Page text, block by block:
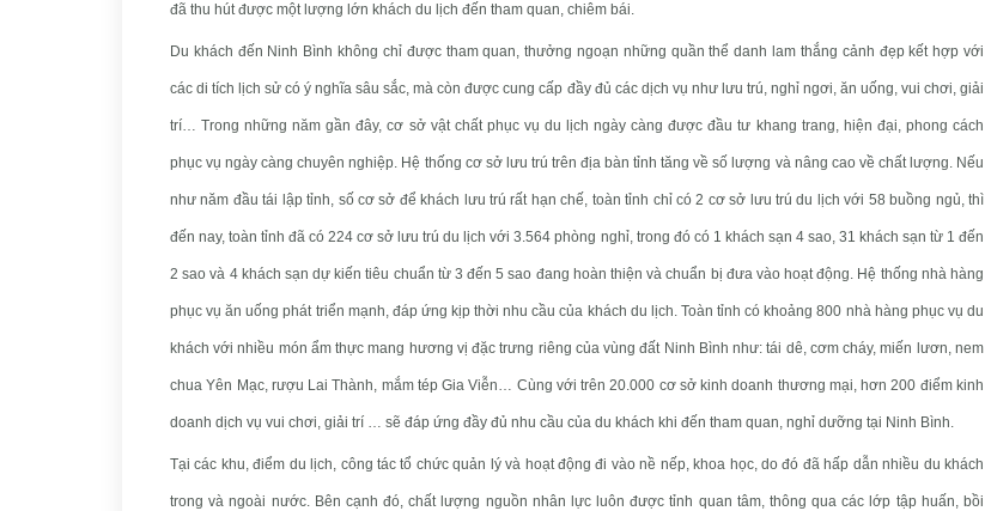
đã thu hút được một lượng lớn khách du lịch đến tham quan, chiêm bái.
Du khách đến Ninh Bình không chỉ được tham quan, thưởng ngoạn những quần thể danh lam thắng cảnh đẹp kết hợp với
các di tích lịch sử có ý nghĩa sâu sắc, mà còn được cung cấp đầy đủ các dịch vụ như lưu trú, nghỉ ngơi, ăn uống, vui chơi, giải
trí… Trong những năm gần đây, cơ sở vật chất phục vụ du lịch ngày càng được đầu tư khang trang, hiện đại, phong cách
phục vụ ngày càng chuyên nghiệp. Hệ thống cơ sở lưu trú trên địa bàn tỉnh tăng về số lượng và nâng cao về chất lượng. Nếu
như năm đầu tái lập tỉnh, số cơ sở để khách lưu trú rất hạn chế, toàn tỉnh chỉ có 2 cơ sở lưu trú du lịch với 58 buồng ngủ, thì
đến nay, toàn tỉnh đã có 224 cơ sở lưu trú du lịch với 3.564 phòng nghỉ, trong đó có 1 khách sạn 4 sao, 31 khách sạn từ 1 đến
2 sao và 4 khách sạn dự kiến tiêu chuẩn từ 3 đến 5 sao đang hoàn thiện và chuẩn bị đưa vào hoạt động. Hệ thống nhà hàng
phục vụ ăn uống phát triển mạnh, đáp ứng kịp thời nhu cầu của khách du lịch. Toàn tỉnh có khoảng 800 nhà hàng phục vụ du
khách với nhiều món ẩm thực mang hương vị đặc trưng riêng của vùng đất Ninh Bình như: tái dê, cơm cháy, miến lươn, nem
chua Yên Mạc, rượu Lai Thành, mắm tép Gia Viễn… Cùng với trên 20.000 cơ sở kinh doanh thương mại, hơn 200 điểm kinh
doanh dịch vụ vui chơi, giải trí … sẽ đáp ứng đầy đủ nhu cầu của du khách khi đến tham quan, nghỉ dưỡng tại Ninh Bình.
Tại các khu, điểm du lịch, công tác tổ chức quản lý và hoạt động đi vào nề nếp, khoa học, do đó đã hấp dẫn nhiều du khách
trong và ngoài nước. Bên cạnh đó, chất lượng nguồn nhân lực luôn được tỉnh quan tâm, thông qua các lớp tập huấn, bồi